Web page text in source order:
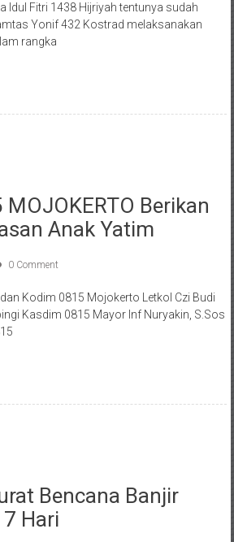
Idul Fitri 1438 Hijriyah tentunya sudah
Yonif 432 Kostrad melaksanakan
rangka
Berikan
Anak Yatim
0 Comment
Kodim 0815 Mojokerto Letkol Czi Budi
Kasdim 0815 Mayor Inf Nuryakin, S.Sos
Bencana Banjir
Hari